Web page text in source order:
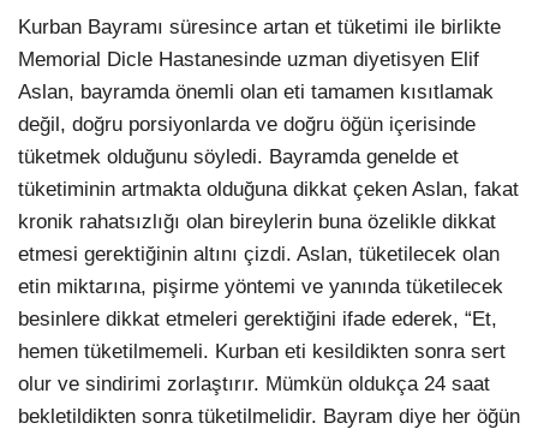
Kurban Bayramı süresince artan et tüketimi ile birlikte
Memorial Dicle Hastanesinde uzman diyetisyen Elif
Aslan, bayramda önemli olan eti tamamen kısıtlamak
değil, doğru porsiyonlarda ve doğru öğün içerisinde
tüketmek olduğunu söyledi. Bayramda genelde et
tüketiminin artmakta olduğuna dikkat çeken Aslan, fakat
kronik rahatsızlığı olan bireylerin buna özelikle dikkat
etmesi gerektiğinin altını çizdi. Aslan, tüketilecek olan
etin miktarına, pişirme yöntemi ve yanında tüketilecek
besinlere dikkat etmeleri gerektiğini ifade ederek, “Et,
hemen tüketilmemeli. Kurban eti kesildikten sonra sert
olur ve sindirimi zorlaştırır. Mümkün oldukça 24 saat
bekletildikten sonra tüketilmelidir. Bayram diye her öğün